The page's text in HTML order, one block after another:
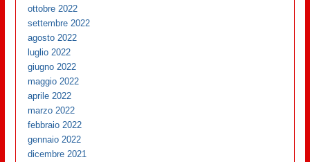
ottobre 2022
settembre 2022
agosto 2022
luglio 2022
giugno 2022
maggio 2022
aprile 2022
marzo 2022
febbraio 2022
gennaio 2022
dicembre 2021